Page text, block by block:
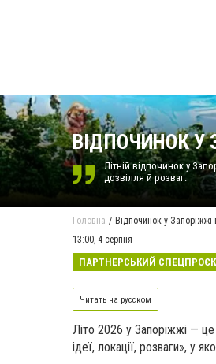
ВІДПОЧИНОК У
Літній відпочинок у
дозвілля й розваг.
Головна
Відпочинок у Запоріжжі
13:00, 4 серпня
ПАРТНЕРСЬКИЙ
Читать на русском
Літо 2026 у Запоріжжі — це
ідеї, локації, розваги», у